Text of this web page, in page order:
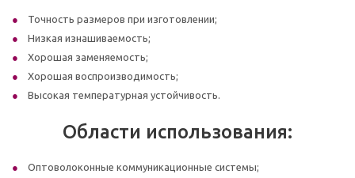
Точность размеров при изготовлении;
Низкая изнашиваемость;
Хорошая заменяемость;
Хорошая воспроизводимость;
Высокая температурная устойчивость.
Области использования:
Оптоволоконные коммуникационные системы;